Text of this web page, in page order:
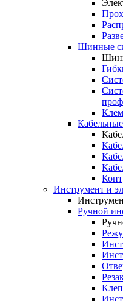
Шинные
Инструмент и
Ручной